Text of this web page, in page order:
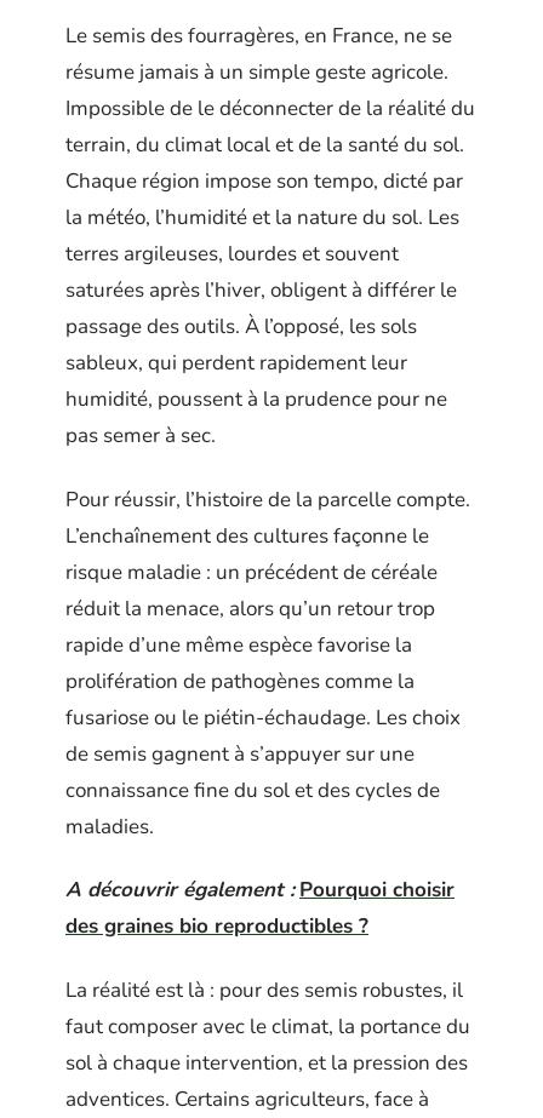
Le semis des fourragères, en France, ne se
résume jamais à un simple geste agricole.
Impossible de le déconnecter de la réalité du
terrain, du climat local et de la santé du sol.
Chaque région impose son tempo, dicté par
la météo, l’humidité et la nature du sol. Les
terres argileuses, lourdes et souvent
saturées après l’hiver, obligent à différer le
passage des outils. À l’opposé, les sols
sableux, qui perdent rapidement leur
humidité, poussent à la prudence pour ne
pas semer à sec.
Pour réussir, l’histoire de la parcelle compte.
L’enchaînement des cultures façonne le
risque maladie : un précédent de céréale
réduit la menace, alors qu’un retour trop
rapide d’une même espèce favorise la
prolifération de pathogènes comme la
fusariose ou le piétin-échaudage. Les choix
de semis gagnent à s’appuyer sur une
connaissance fine du sol et des cycles de
maladies.
A découvrir également : Pourquoi choisir
des graines bio reproductibles ?
La réalité est là : pour des semis robustes, il
faut composer avec le climat, la portance du
sol à chaque intervention, et la pression des
adventices. Certains agriculteurs, face à